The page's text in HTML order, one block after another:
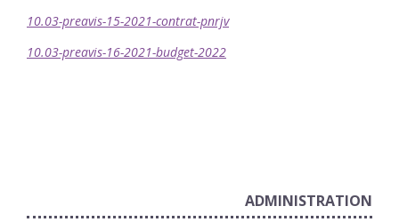
10.03-preavis-15-2021-contrat-pnrjv
10.03-preavis-16-2021-budget-2022
ADMINISTRATION